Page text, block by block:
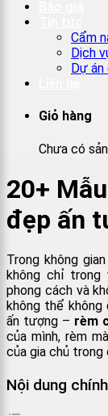
Cẩm
Dịch
Dự
Giỏ hàng
Chưa có
20+
đẹp ấn
Trong không
không chỉ trong
phong cách và
không thể
ấn tượng – rèm
của mình, rèm
của gia chủ trong
Nội dung chính